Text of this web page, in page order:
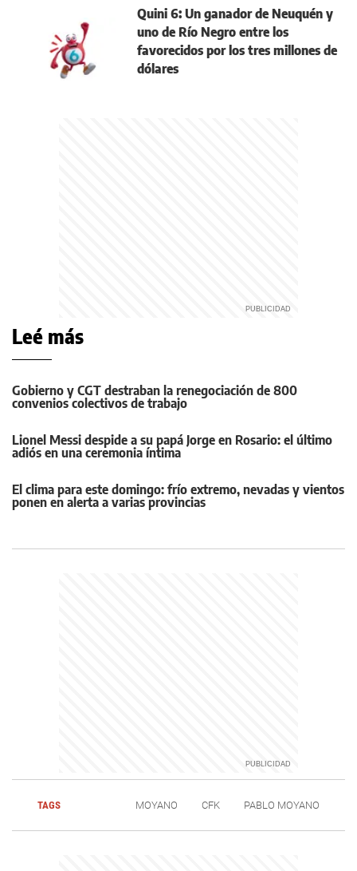
Quini 6: Un ganador de Neuquén y
uno de Río Negro entre los
favorecidos por los tres millones de
dólares
Leé más
Gobierno y CGT destraban la renegociación de 800
convenios colectivos de trabajo
Lionel Messi despide a su papá Jorge en Rosario: el último
adiós en una ceremonia íntima
El clima para este domingo: frío extremo, nevadas y vientos
ponen en alerta a varias provincias
TAGS MOYANO CFK PABLO MOYANO